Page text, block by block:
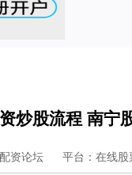
炒股流程 南宁
资论坛 平台：在线